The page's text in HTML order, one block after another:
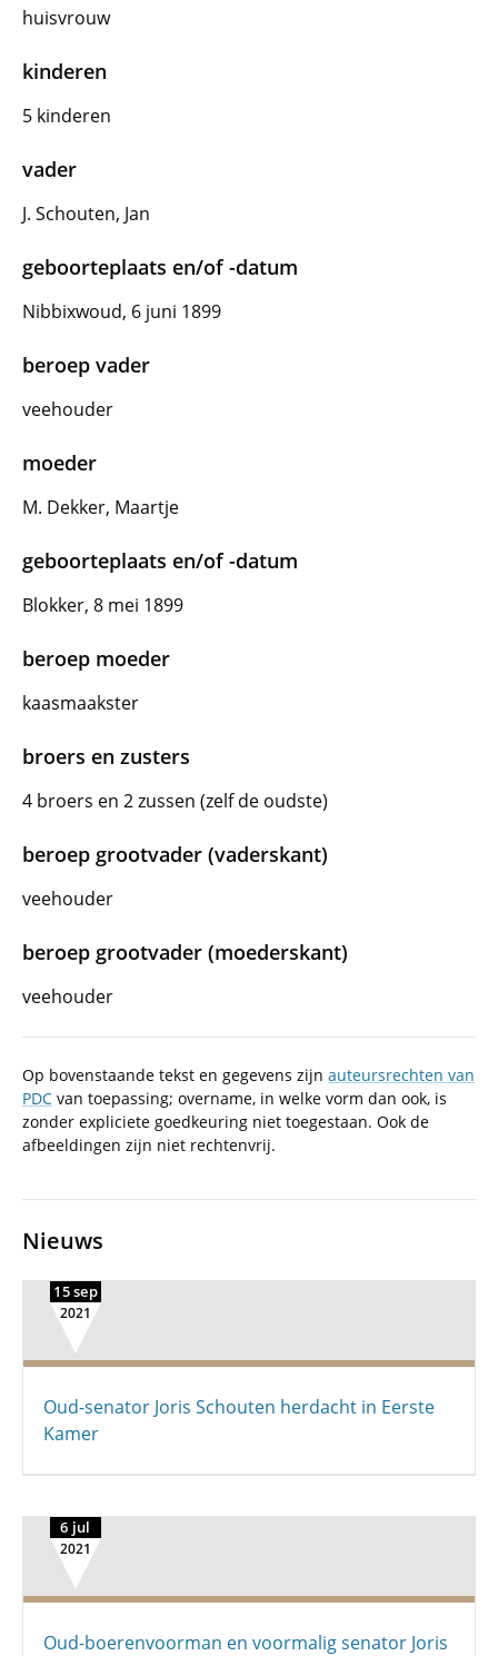
huisvrouw
kinderen
5 kinderen
vader
J. Schouten, Jan
geboorteplaats en/of -datum
Nibbixwoud, 6 juni 1899
beroep vader
veehouder
moeder
M. Dekker, Maartje
geboorteplaats en/of -datum
Blokker, 8 mei 1899
beroep moeder
kaasmaakster
broers en zusters
4 broers en 2 zussen (zelf de oudste)
beroep grootvader (vaderskant)
veehouder
beroep grootvader (moederskant)
veehouder
Op bovenstaande tekst en gegevens zijn auteursrechten van
PDC van toepassing; overname, in welke vorm dan ook, is
zonder expliciete goedkeuring niet toegestaan. Ook de
afbeeldingen zijn niet rechtenvrij.
Nieuws
15 sep
2021
Oud-senator Joris Schouten herdacht in Eerste
Kamer
6 jul
2021
Oud-boerenvoorman en voormalig senator Joris